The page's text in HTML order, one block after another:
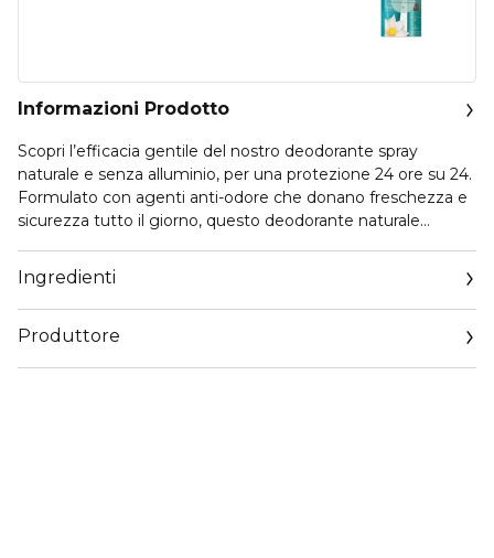
Informazioni Prodotto
Scopri l’efficacia gentile del nostro deodorante spray
naturale e senza alluminio, per una protezione 24 ore su 24.
Formulato con agenti anti-odore che donano freschezza e
sicurezza tutto il giorno, questo deodorante naturale
morbida, liscia e idratata. Rendi ancora più preziosa la tua
routine quotidiana con il profumo estivo del fiore di loto e
del tè bianco.
Ingredienti
Produttore